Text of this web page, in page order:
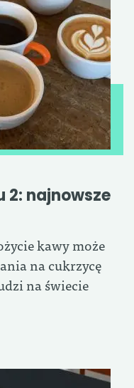
2: najnowsze
kawy może
na cukrzycę
na świecie